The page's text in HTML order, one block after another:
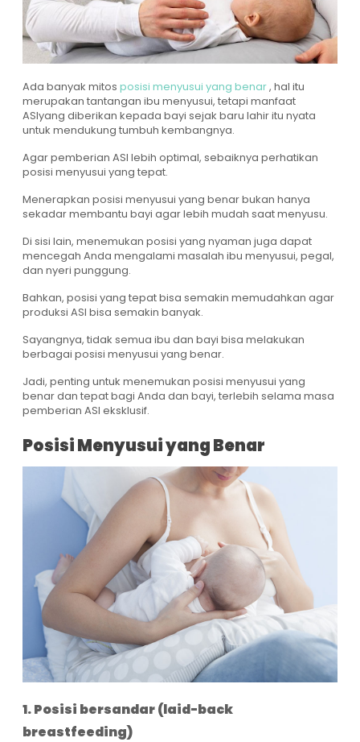
Ada banyak mitos posisi menyusui yang benar, hal itu
merupakan tantangan ibu menyusui, tetapi manfaat
ASIyang diberikan kepada bayi sejak baru lahir itu nyata
untuk mendukung tumbuh kembangnya.
Agar pemberian ASI lebih optimal, sebaiknya perhatikan
posisi menyusui yang tepat.
Menerapkan posisi menyusui yang benar bukan hanya
sekadar membantu bayi agar lebih mudah saat menyusu.
Di sisi lain, menemukan posisi yang nyaman juga dapat
mencegah Anda mengalami masalah ibu menyusui, pegal,
dan nyeri punggung.
Bahkan, posisi yang tepat bisa semakin memudahkan agar
produksi ASI bisa semakin banyak.
Sayangnya, tidak semua ibu dan bayi bisa melakukan
berbagai posisi menyusui yang benar.
Jadi, penting untuk menemukan posisi menyusui yang
benar dan tepat bagi Anda dan bayi, terlebih selama masa
pemberian ASI eksklusif.
Posisi Menyusui yang Benar
1. Posisi bersandar (laid-back
breastfeeding)